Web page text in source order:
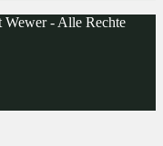
Wewer - Alle Rechte